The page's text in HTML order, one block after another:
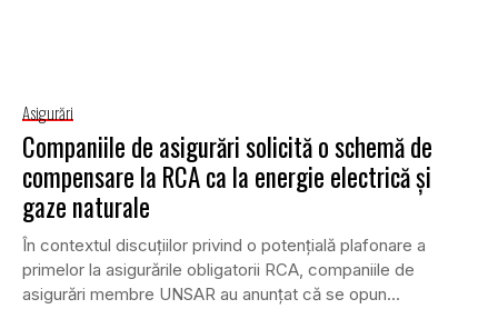
Asigurări
Companiile de asigurări solicită o schemă de
compensare la RCA ca la energie electrică şi
gaze naturale
În contextul discuţiilor privind o potenţială plafonare a
primelor la asigurările obligatorii RCA, companiile de
asigurări membre UNSAR au anunțat că se opun...